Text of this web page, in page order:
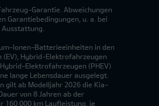
Garantie. Abweichungen
Garantiebedingungen, u. a. bei
Ionen-Batterieeinheiten in den
(EV), Hybrid-Elektrofahrzeugen
Elektrofahrzeugen (PHEV)
lange Lebensdauer ausgelegt.
gilt ab Modelljahr 2026 die Kia-
von 8 Jahren ab der
160.000 km Laufleistung, je